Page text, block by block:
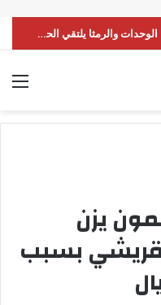
كأس السوبر الأردني .. الفيصلي يواجه الوحدات والرمثا يلتقي الحسين
يزن
بسبب